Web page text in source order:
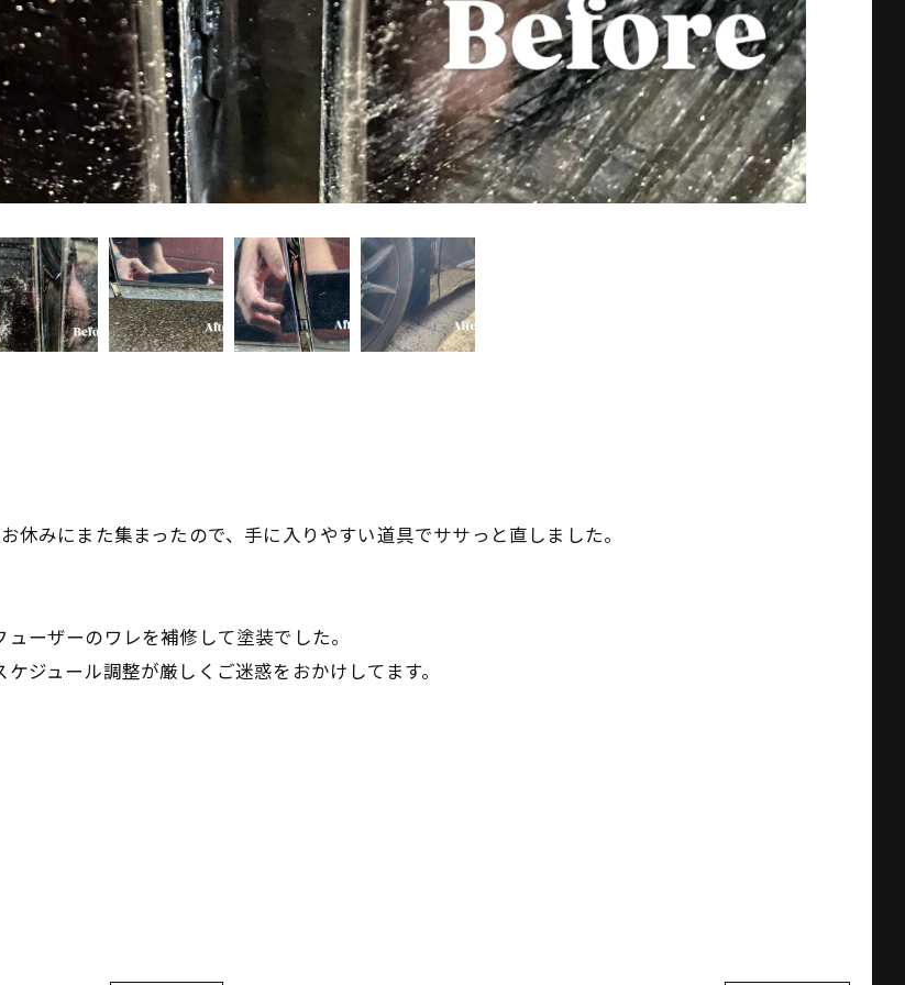
休みにまた集まったので、手に入りやすい道具でササっと直しました。
ーザーのワレを補修して塗装でした。
ジュール調整が厳しくご迷惑をおかけしてます。